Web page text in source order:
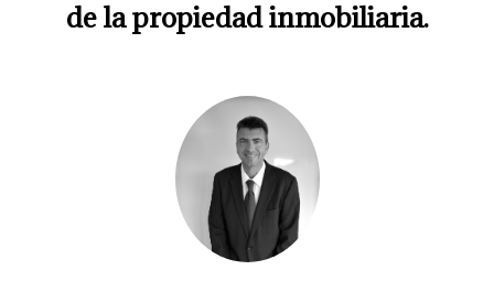
de la propiedad inmobiliaria.